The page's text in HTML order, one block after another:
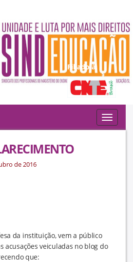
Filiado à:
Toggle
de 2016
da instituição, vem a público
acusações veiculadas no blog do
que: